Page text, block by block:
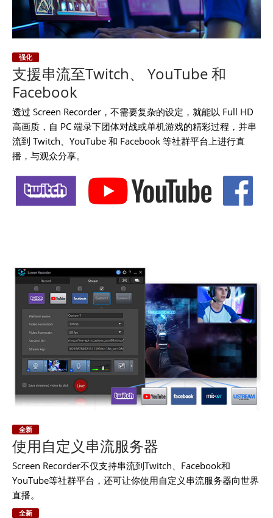
强化
支援串流至Twitch、 YouTube 和
Facebook
透过 Screen Recorder，不需要复杂的设定，就能以 Full HD
高画质，自 PC 端录下团体对战或单机游戏的精彩过程，并串
流到 Twitch、YouTube 和 Facebook 等社群平台上进行直
播，与观众分享。
全新
使用自定义串流服务器
Screen Recorder不仅支持串流到Twitch、Facebook和
YouTube等社群平台，还可让你使用自定义串流服务器向世界
直播。
全新